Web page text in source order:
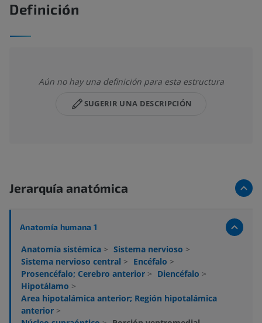
Definición
Aún no hay una definición para esta estructura
SUGERIR UNA DESCRIPCIÓN
Jerarquía anatómica
Anatomía humana 1
Anatomía sistémica > Sistema nervioso >
Sistema nervioso central > Encéfalo >
Prosencéfalo; Cerebro anterior > Diencéfalo >
Hipotálamo >
Area hipotalámica anterior; Región hipotalámica
anterior >